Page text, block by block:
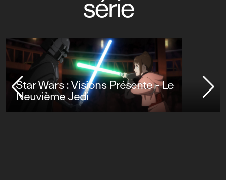
Star Wars : Visions Présente - Le
Neuvième Jedi